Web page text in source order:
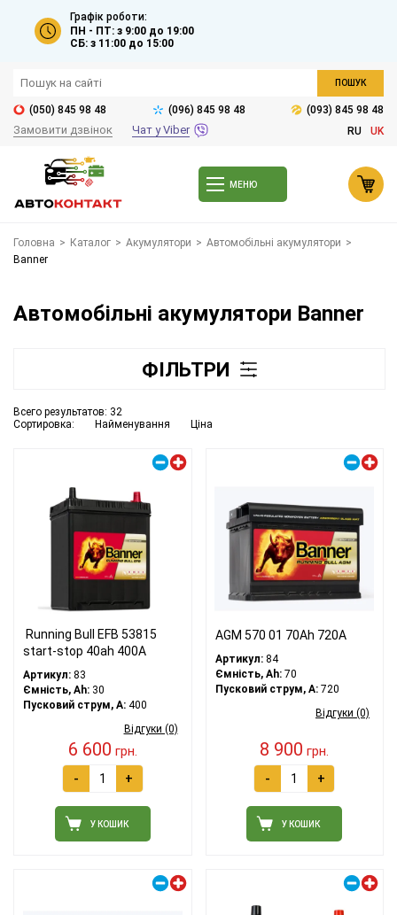
Графік роботи:
ПН - ПТ: з 9:00 до 19:00
СБ: з 11:00 до 15:00
ПОШУК
(050) 845 98 48 (096) 845 98 48 (093) 845 98 48
Замовити дзвінок Чат у Viber RU UK
МЕНЮ
Головна > Каталог > Акумулятори > Автомобільні акумулятори >
Banner
Автомобільні акумулятори Banner
ФІЛЬТРИ
Сортировка: Найменування Ціна
Всего результатов: 32
Running Bull EFB 53815
start-stop 40ah 400А
Артикул: 83
Ємність, Ah: 30
Пусковий струм, A: 400
Відгуки (0)
6 600 грн.
- +
У КОШИК
AGM 570 01 70Ah 720A
Артикул:84
Ємність, Ah:70
Пусковий струм, A:720
Відгуки (0)
8 900 грн.
- +
У КОШИК